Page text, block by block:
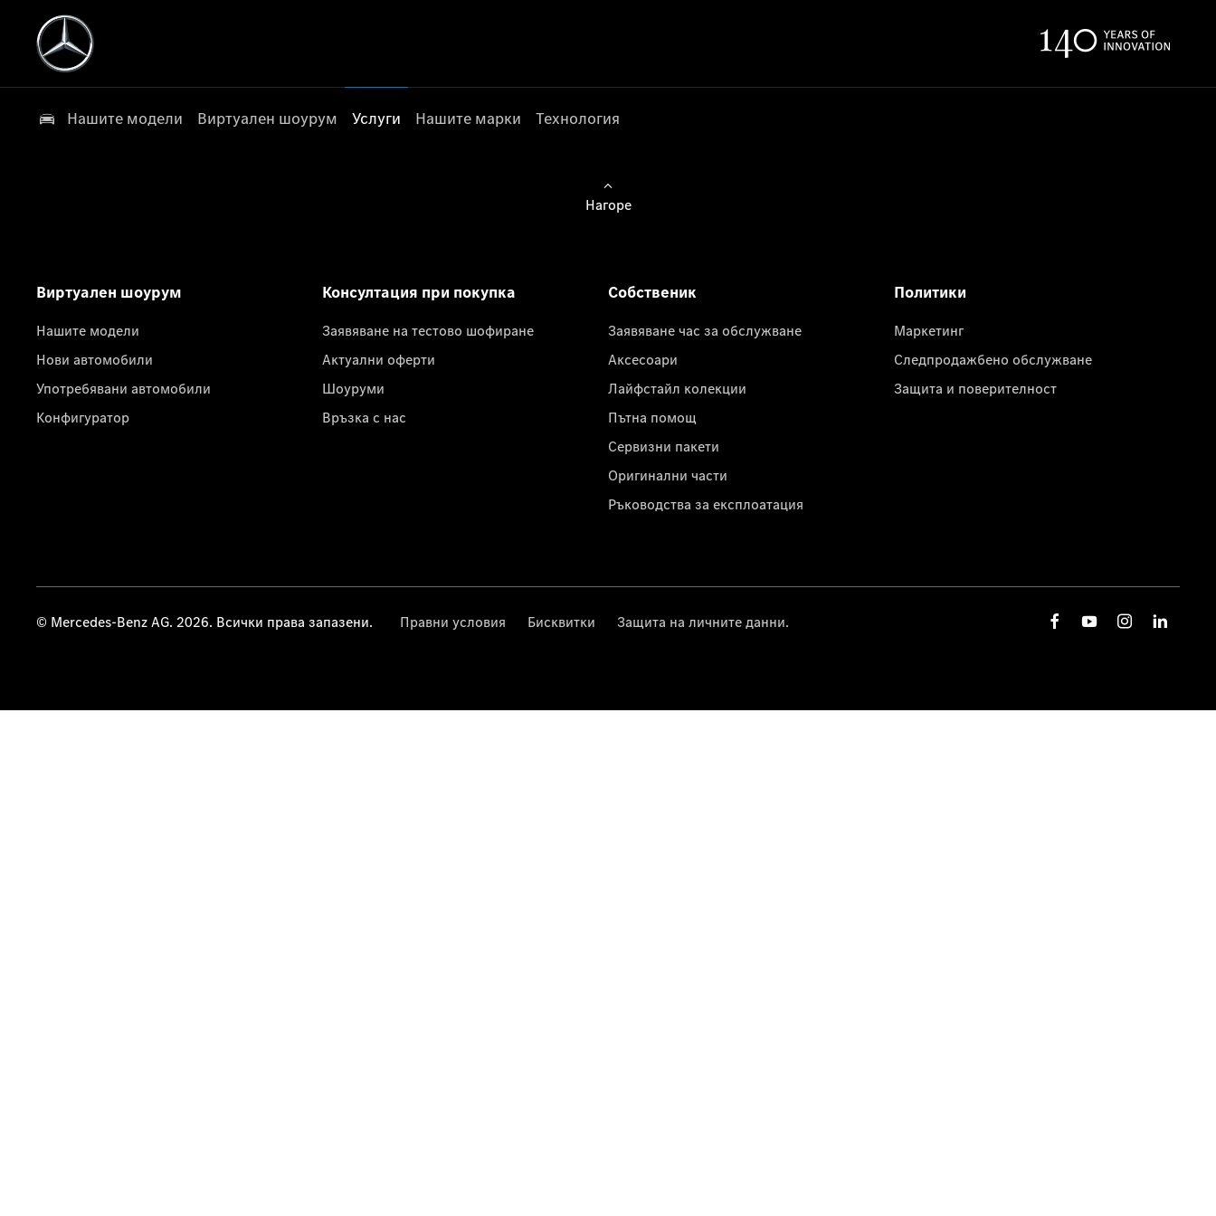
Нашите модели Виртуален шоурум Услуги Нашите марки Технология
Нагоре
Виртуален шоурум
Нашите модели
Нови автомобили
Употребявани автомобили
Конфигуратор
Консултация при покупка
Заявяване на тестово шофиране
Актуални оферти
Шоуруми
Връзка с нас
Собственик
Заявяване час за обслужване
Аксесоари
Лайфстайл колекции
Пътна помощ
Сервизни пакети
Оригинални части
Ръководства за експлоатация
Политики
Маркетинг
Следпродажбено обслужване
Защита и поверителност
© Mercedes-Benz AG. 2026. Всички права запазени. Правни условия Бисквитки Защита на личните данни.